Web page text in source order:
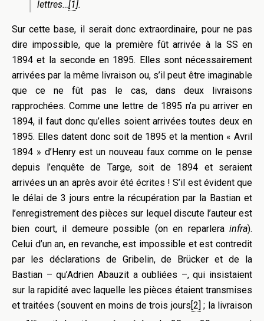
lettres…[1].
Sur cette base, il serait donc extraordinaire, pour ne pas
dire impossible, que la première fût arrivée à la SS en
1894 et la seconde en 1895. Elles sont nécessairement
arrivées par la même livraison ou, s’il peut être imaginable
que ce ne fût pas le cas, dans deux livraisons
rapprochées. Comme une lettre de 1895 n’a pu arriver en
1894, il faut donc qu’elles soient arrivées toutes deux en
1895. Elles datent donc soit de 1895 et la mention « Avril
1894 » d’Henry est un nouveau faux comme on le pense
depuis l’enquête de Targe, soit de 1894 et seraient
arrivées un an après avoir été écrites ! S’il est évident que
le délai de 3 jours entre la récupération par la Bastian et
l’enregistrement des pièces sur lequel discute l’auteur est
bien court, il demeure possible (on en reparlera infra).
Celui d’un an, en revanche, est impossible et est contredit
par les déclarations de Gribelin, de Brücker et de la
Bastian – qu’Adrien Abauzit a oubliées –, qui insistaient
sur la rapidité avec laquelle les pièces étaient transmises
et traitées (souvent en moins de trois jours[2] ; la livraison